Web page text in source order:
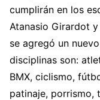
cumplirán en los
Atanasio Girardot
se agregó un
disciplinas son:
BMX, ciclismo,
patinaje, porrismo,